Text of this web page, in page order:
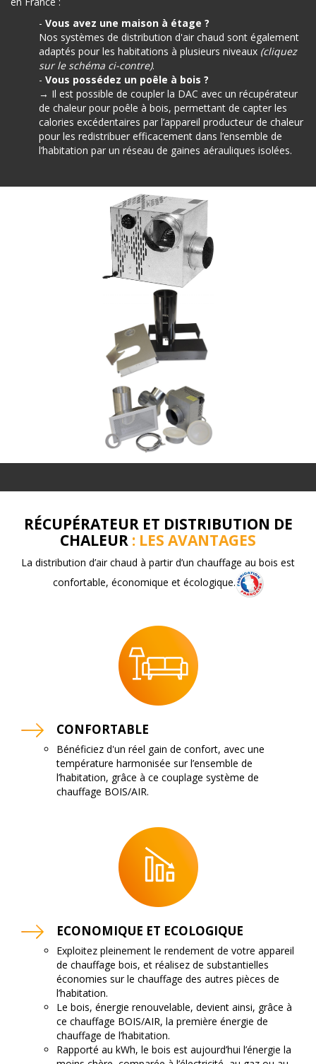
- Vous avez une maison à étage ?
Nos systèmes de distribution d'air chaud sont également
adaptés pour les habitations à plusieurs niveaux (cliquez
sur le schéma ci-contre).
- Vous possédez un poêle à bois ?
→ Il est possible de coupler la DAC avec un récupérateur
de chaleur pour poêle à bois, permettant de capter les
calories excédentaires par l’appareil producteur de chaleur
pour les redistribuer efficacement dans l’ensemble de
l’habitation par un réseau de gaines aérauliques isolées.
RÉCUPÉRATEUR ET DISTRIBUTION DE
CHALEUR : LES AVANTAGES
La distribution d’air chaud à partir d’un chauffage au bois est
confortable, économique et écologique.
CONFORTABLE
Bénéficiez d'un réel gain de confort, avec une
température harmonisée sur l’ensemble de
l’habitation, grâce à ce couplage système de
chauffage BOIS/AIR.
ECONOMIQUE ET ECOLOGIQUE
Exploitez pleinement le rendement de votre appareil
de chauffage bois, et réalisez de substantielles
économies sur le chauffage des autres pièces de
l’habitation.
Le bois, énergie renouvelable, devient ainsi, grâce à
ce chauffage BOIS/AIR, la première énergie de
chauffage de l’habitation.
Rapporté au kWh, le bois est aujourd’hui l’énergie la